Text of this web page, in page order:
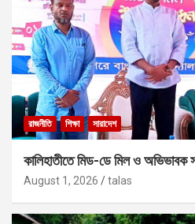
রাজনীতি শিক্ষা সারাদেশ
কালিহাতীতে মিড-ডে মিল ও অভিভাবক
August 1, 2026 talas